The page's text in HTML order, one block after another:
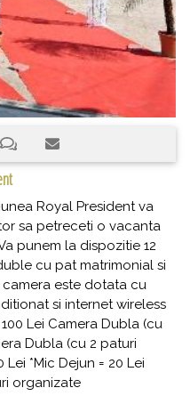
Royal President va
sa petreceti o vacanta
punem la dispozitie 12
cu pat matrimonial si
este dotata cu
si internet wireless
Lei Camera Dubla (cu
Dubla (cu 2 paturi
Lei *Mic Dejun = 20 Lei
organizate